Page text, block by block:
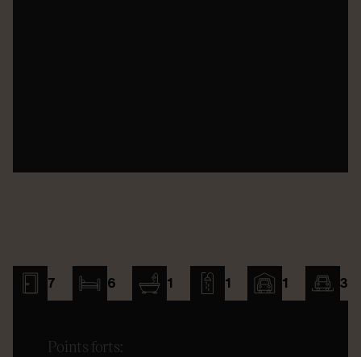
7 6 1 1 1 3
Points forts: